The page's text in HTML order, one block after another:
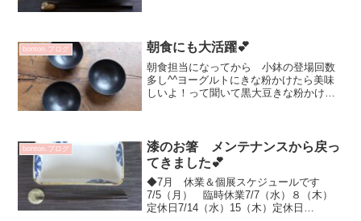
てprepa...
bonton.ブログ 朝食にも大活躍💕
朝食担当になってから 小鉢の登場回数
多し^^ヨーグルトにきな粉かけたら美味
しいよ！って聞いて黒大豆きな粉かけて
スタイリッシュに見える...
bonton.ブログ
漆のお箸 メンテナンスから戻っ
てきました💕
◆7月 休業＆個展スケジュールです
7/5（月） 臨時休業7/7（水）８（木）
定休日7/14（水）15（木）定休日